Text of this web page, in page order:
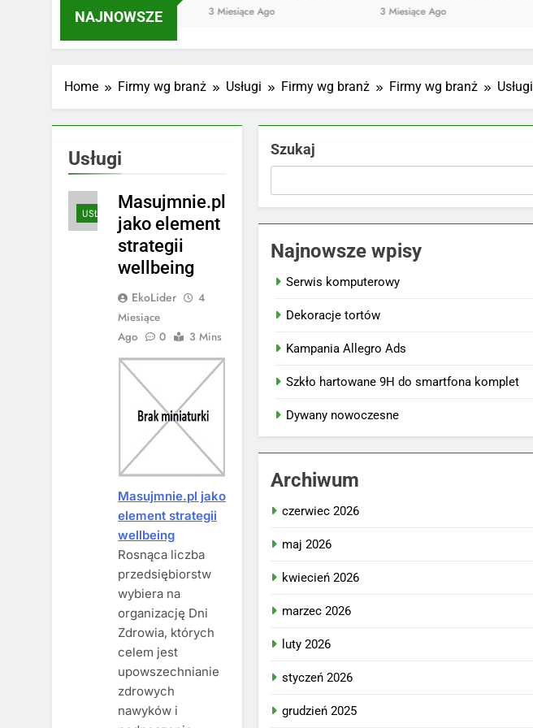
NAJNOWSZE
4 Miesiące Ago 3 Miesiące Ago 3 Miesiące Ago
Home Firmy wg branż Usługi Firmy wg branż Firmy wg branż Usługi
Usługi
USŁUGI
Masujmnie.pl
jako element
strategii
wellbeing
EkoLider
4
Miesiące
Ago
0 3 Mins
Masujmnie.pl jako
element strategii
wellbeing
Rosnąca liczba
przedsiębiorstw
wybiera na
organizację Dni
Zdrowia, których
celem jest
upowszechnianie
zdrowych
nawyków i
Szukaj
Najnowsze wpisy
Serwis komputerowy
Dekoracje tortów
Kampania Allegro Ads
Szkło hartowane 9H do smartfona komplet
Dywany nowoczesne
Archiwum
czerwiec 2026
maj 2026
kwiecień 2026
marzec 2026
luty 2026
styczeń 2026
grudzień 2025